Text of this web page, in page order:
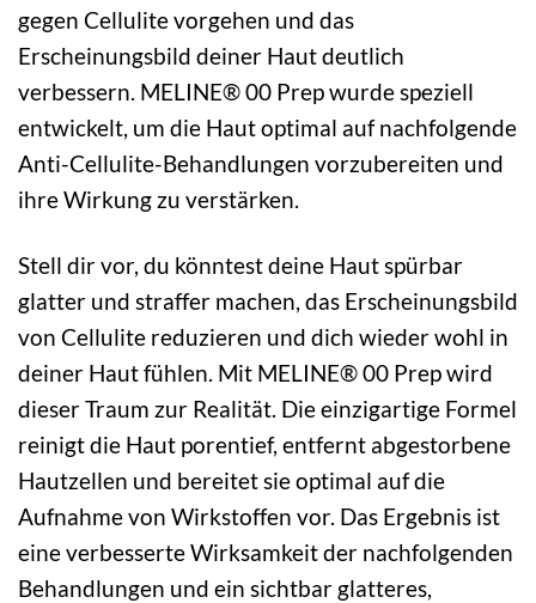
gegen Cellulite vorgehen und das
Erscheinungsbild deiner Haut deutlich
verbessern. MELINE® 00 Prep wurde speziell
entwickelt, um die Haut optimal auf nachfolgende
Anti-Cellulite-Behandlungen vorzubereiten und
ihre Wirkung zu verstärken.
Stell dir vor, du könntest deine Haut spürbar
glatter und straffer machen, das Erscheinungsbild
von Cellulite reduzieren und dich wieder wohl in
deiner Haut fühlen. Mit MELINE® 00 Prep wird
dieser Traum zur Realität. Die einzigartige Formel
reinigt die Haut porentief, entfernt abgestorbene
Hautzellen und bereitet sie optimal auf die
Aufnahme von Wirkstoffen vor. Das Ergebnis ist
eine verbesserte Wirksamkeit der nachfolgenden
Behandlungen und ein sichtbar glatteres,